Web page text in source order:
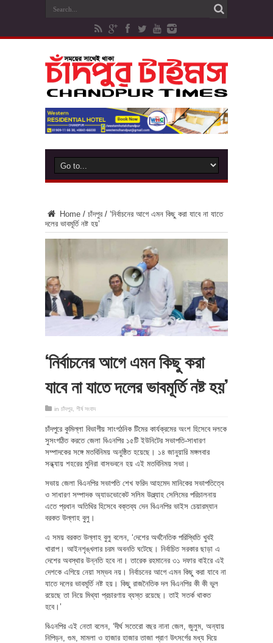
Home / চাঁদপুর / ‘নির্বাচনের আগে এমন কিছু করা যাবে না যাতে
দলের ভাবমূর্তি নষ্ট হয়’
‘নির্বাচনের আগে এমন কিছু করা
যাবে না যাতে দলের ভাবমূর্তি নষ্ট হয়’
in চাঁদপুর শীর্ষ সংবাদ
চাঁদপুরে কুমিল্লা বিভাগীয় সাংগঠনিক টিমের কার্যক্রমের অংশ হিসেবে দলকে
সুসংগঠিত করতে জেলা বিএনপির ১৫টি ইউনিটের সভাপতি-সাধারণ
সম্পাদকের সঙ্গে মতবিনিময় অনুষ্ঠিত হয়েছে। ১৪ জানুয়ারি মঙ্গলবার
সন্ধ্যায় শহরের মুনিরা বাসভবনে হয় এই মতবিনিময় সভা।
সভায় জেলা বিএনপির সভাপতি শেখ ফরিদ আহমেদ মানিকের সভাপতিত্বে
ও সাধারণ সম্পাদক অ্যাডভোকেট সলিম উল্ল্যাহ সেলিমের পরিচালনায়
এতে প্রধান অতিথির হিসেবে বক্তব্য দেন বিএনপির ভাইস চেয়ারম্যান
বরকত উল্লাহ বুলু।
এ সময় বরকত উল্লাহ বুলু বলেন, ‘দেশের অর্থনৈতিক পরিস্থিতি খুবই
খারাপ। আইনশৃঙ্খলার চরম অবনতি ঘটেছে। নির্বাচিত সরকার ছাড়া এ
দেশের অবস্থার উন্নতি হবে না। তারেক রহমানের ৩১ দফার বাইরে এই
দেশকে এগিয়ে নেয়া সম্ভব নয়। নির্বাচনের আগে এমন কিছু করা যাবে না
যাতে দলের ভাবমূর্তি নষ্ট হয়। কিছু রাজনৈতিক দল বিএনপির কী কী ভুল
রয়েছে তা নিয়ে মিথ্যা প্রচারণায় ব্যস্ত রয়েছে। তাই সতর্ক থাকত
হবে।’
বিএনপির এই নেতা বলেন, ‘দীর্ঘ সতেরো বছর নানা জেল, জুলুম, অন্যায়
নিপিড়ন, গুম, মামলা ও হাজার হাজার তাজা প্রাণ উৎসর্গের মধ্য দিয়ে